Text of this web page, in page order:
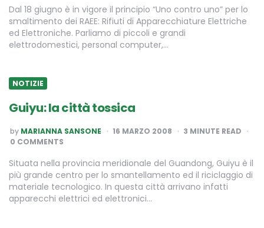
Dal 18 giugno è in vigore il principio “Uno contro uno” per lo
smaltimento dei RAEE: Rifiuti di Apparecchiature Elettriche
ed Elettroniche. Parliamo di piccoli e grandi
elettrodomestici, personal computer,…
NOTIZIE
Guiyu: la città tossica
POSTED
BY
by MARIANNA SANSONE 16 MARZO 2008 3 MINUTE READ
0 COMMENTS
Situata nella provincia meridionale del Guandong, Guiyu è il
più grande centro per lo smantellamento ed il riciclaggio di
materiale tecnologico. In questa città arrivano infatti
apparecchi elettrici ed elettronici…